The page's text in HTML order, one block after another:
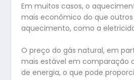
Em muitos casos, o
mais econômico do que
aquecimento, como a
O preço do gás natural, em
mais estável em comparação
de energia, o que pode